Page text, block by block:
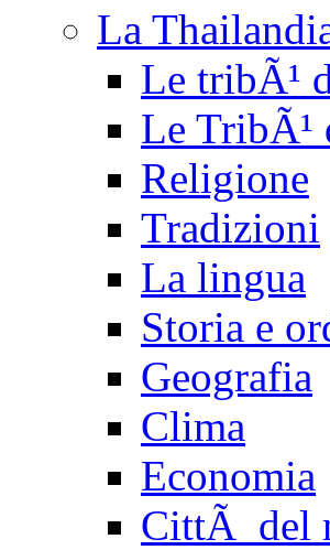
La
Le tribÃ¹
Le TribÃ¹
Religione
Tradizioni
La lingua
Storia e
Geografia
Clima
Economia
CittÃ del